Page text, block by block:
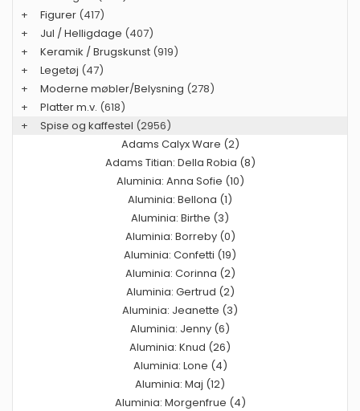
+
Figurer (417)
+
Jul / Helligdage (407)
+
Keramik / Brugskunst (919)
+
Legetøj (47)
+
Moderne møbler/Belysning (278)
+
Platter m.v. (618)
+
Spise og kaffestel (2956)
Adams Calyx Ware (2)
Adams Titian: Della Robia (8)
Aluminia: Anna Sofie (10)
Aluminia: Bellona (1)
Aluminia: Birthe (3)
Aluminia: Borreby (0)
Aluminia: Confetti (19)
Aluminia: Corinna (2)
Aluminia: Gertrud (2)
Aluminia: Jeanette (3)
Aluminia: Jenny (6)
Aluminia: Knud (26)
Aluminia: Lone (4)
Aluminia: Maj (12)
Aluminia: Morgenfrue (4)